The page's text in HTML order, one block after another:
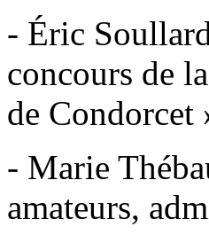
- Éric
concours de
de Condorcet
- Marie
amateurs,